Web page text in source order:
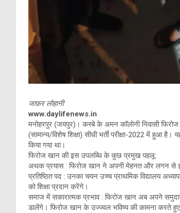
जाफ़र लोहानी
www.daylifenews.in
मनोहरपुर (जयपुर)। कस्बे के अमन कॉलोनी निवासी फिरोज
(सामान्य/विशेष शिक्षा) सीधी भर्ती परीक्षा-2022 में हुआ
किया गया था।
फिरोज खान की इस उपलब्धि के कुछ प्रमुख पहलू:
अथक प्रयास : फिरोज खान ने अपनी मेहनत और लगन से इस
प्रतिष्ठित पद : उनका चयन उच्च प्राथमिक विद्यालय
को शिक्षा प्रदान करेंगे।
समाज में सकारात्मक प्रभाव : फिरोज खान अब अपने
डालेंगे। फिरोज खान के उज्ज्वल भविष्य की कामना करते